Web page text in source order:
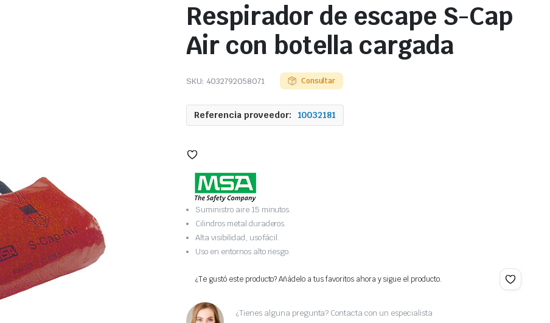
Respirador de escape S-Cap
Air con botella cargada
SKU: 4032792058071 Consultar
Referencia proveedor: 10032181
Suministro aire 15 minutos.
Cilindros metal duraderos.
Alta visibilidad, uso fácil.
Uso en entornos alto riesgo.
¿Te gustó este producto? Añádelo a tus favoritos ahora y sigue el producto.
¿Tienes alguna pregunta? Contacta con un especialista